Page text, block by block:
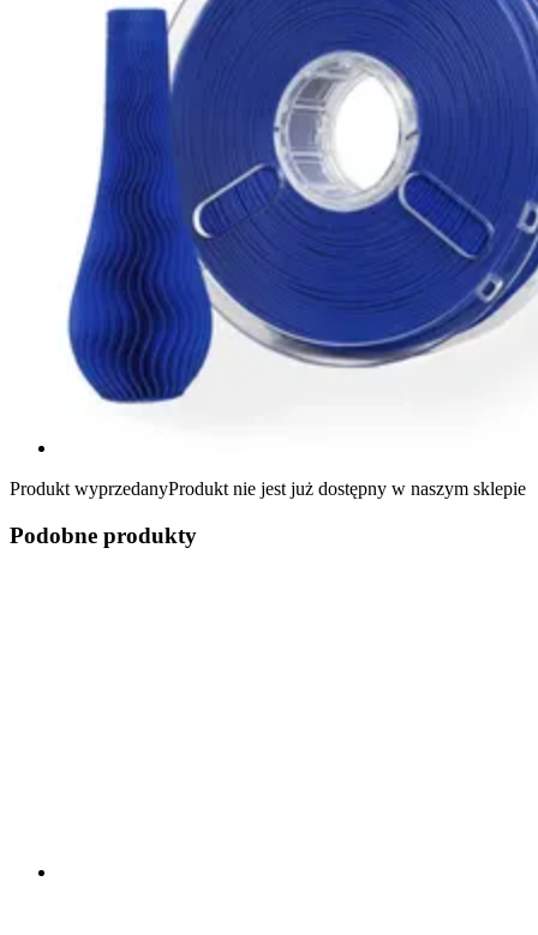
Produkt wyprzedanyProdukt nie jest już dostępny w naszym sklepie
Podobne produkty